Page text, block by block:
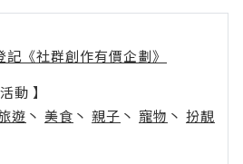
記《社群創作有價企劃》
動 】
遊 丶 美食 丶 親子 丶 寵物 丶 扮靚